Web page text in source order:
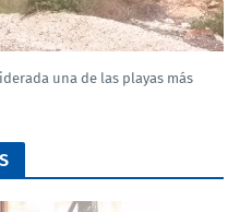
una de las playas más